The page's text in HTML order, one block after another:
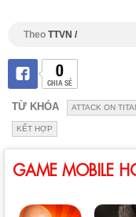
Theo TTVN /
0
CHIA SẺ
TỪ KHÓA ATTACK ON
KẾT HỢP
GAME MOBILE